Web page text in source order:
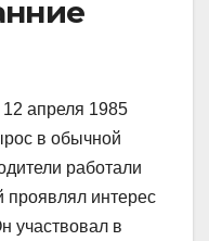
апреля 1985
в обычной
работали
проявлял интерес
участвовал в